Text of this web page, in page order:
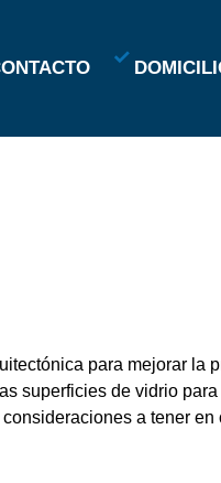
para mejorar la
superficies de vidrio
a tener